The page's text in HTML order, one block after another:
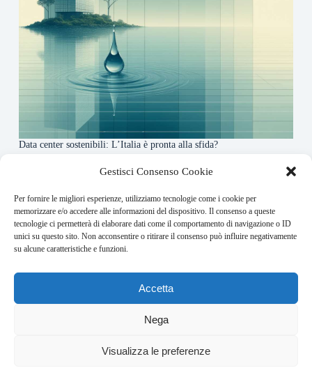
Gestisci Consenso Cookie
Per fornire le migliori esperienze, utilizziamo tecnologie come i cookie per
memorizzare e/o accedere alle informazioni del dispositivo. Il consenso a queste
tecnologie ci permetterà di elaborare dati come il comportamento di navigazione o ID
unici su questo sito. Non acconsentire o ritirare il consenso può influire negativamente
su alcune caratteristiche e funzioni.
Accetta
Nega
Visualizza le preferenze
Data center sostenibili: L’Italia è pronta alla sfida?
About this website
Finance-Bullet.it ogni giorno trova per te le notizie più
rilevanti in ambito finanziario.
Address:
VIA USODIMARE 3 - 37138 - VERONA (VR)
redazione@bullet-network.com
bullet-network.com